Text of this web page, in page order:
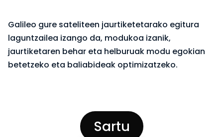
Galileo gure sateliteen jaurtiketetarako egitura
laguntzailea izango da, modukoa izanik,
jaurtiketaren behar eta helburuak modu egokian
betetzeko eta baliabideak optimizatzeko.
Sartu